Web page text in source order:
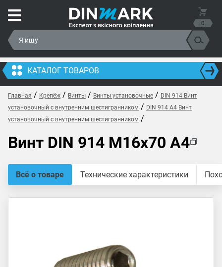
0
КАТАЛОГ ТОВАРОВ
Главная / Крепёж / Винты / Винты установочные / DIN 914 Винт
установочный с внутренним шестигранником / DIN 914 A4 Винт
установочный с внутренним шестигранником /
Винт DIN 914 M16x70 A4
Всё о товаре Технические характеристики